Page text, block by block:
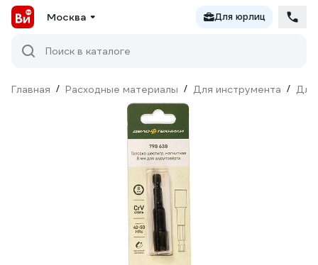
Москва Для юрлиц
Поиск в каталоге
Главная / Расходные материалы / Для инструмента / Для